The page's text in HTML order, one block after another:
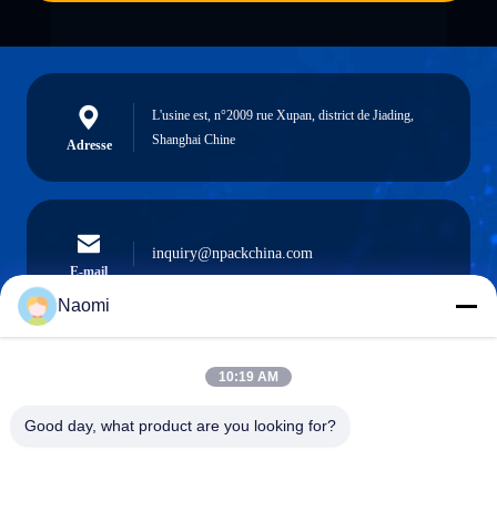
Adresse
L'usine est, n°2009 rue Xupan, district de Jiading,
Shanghai Chine
E-mail
inquiry@npackchina.com
0086-21-66035560
Naomi
10:19 AM
Good day, what product are you looking for?